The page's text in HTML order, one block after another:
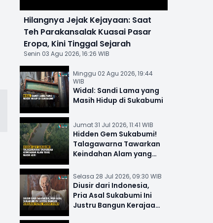
Hilangnya Jejak Kejayaan: Saat
Teh Parakansalak Kuasai Pasar
Eropa, Kini Tinggal Sejarah
Senin 03 Agu 2026, 16:26 WIB
Minggu 02 Agu 2026, 19:44
WIB
Widal: Sandi Lama yang
Masih Hidup di Sukabumi
Jumat 31 Jul 2026, 11:41 WIB
Hidden Gem Sukabumi!
Talagawarna Tawarkan
Keindahan Alam yang
Selasa 28 Jul 2026, 09:30 WIB
Diusir dari Indonesia,
Pria Asal Sukabumi Ini
Justru Bangun Kerajaan